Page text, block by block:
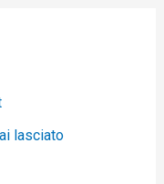
lasciato